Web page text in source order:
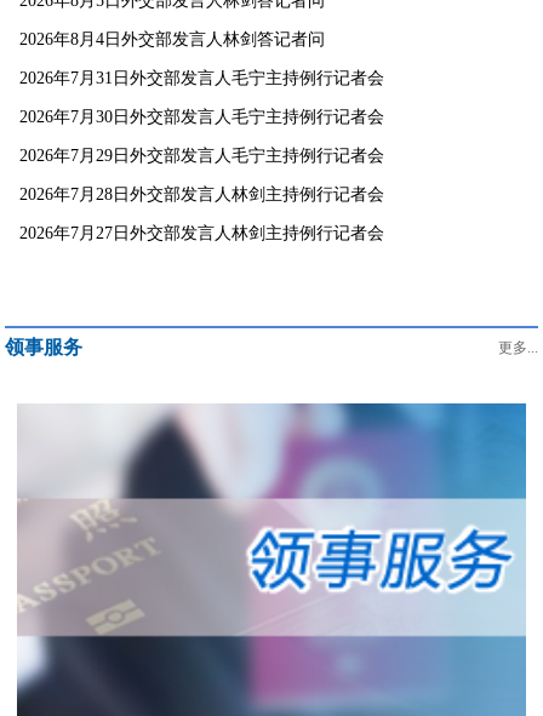
2026年8月4日外交部发言人林剑答记者问
2026年7月31日外交部发言人毛宁主持例行记者会
2026年7月30日外交部发言人毛宁主持例行记者会
2026年7月29日外交部发言人毛宁主持例行记者会
2026年7月28日外交部发言人林剑主持例行记者会
2026年7月27日外交部发言人林剑主持例行记者会
领事服务 更多...